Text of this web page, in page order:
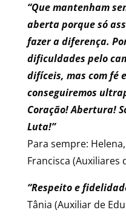
“Que mantenham
aberta porque só
fazer a diferença.
dificuldades pelo
difíceis, mas com fé
conseguiremos
Coração! Abertura!
Luta!”
Para sempre:
Francisca (Auxiliares
“Respeito e
Tânia (Auxiliar de